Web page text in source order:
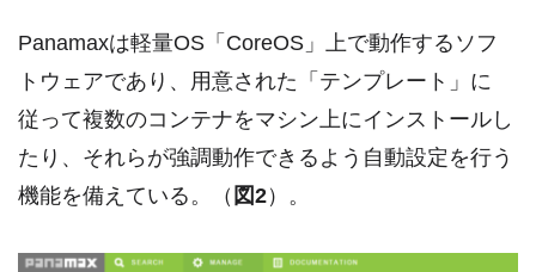
Panamaxは軽量OS「CoreOS」上で動作するソフ
トウェアであり、用意された「テンプレート」に
従って複数のコンテナをマシン上にインストールし
たり、それらが強調動作できるよう自動設定を行う
機能を備えている。（ 図2）。